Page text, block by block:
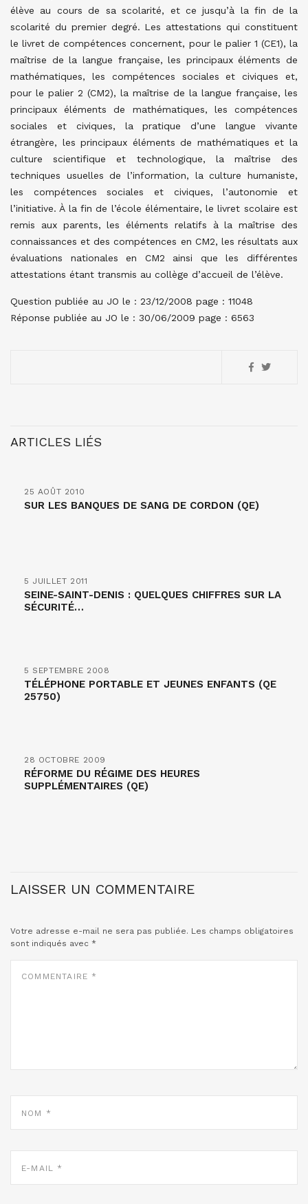
élève au cours de sa scolarité, et ce jusqu’à la fin de la
scolarité du premier degré. Les attestations qui constituent
le livret de compétences concernent, pour le palier 1 (CE1), la
maîtrise de la langue française, les principaux éléments de
mathématiques, les compétences sociales et civiques et,
pour le palier 2 (CM2), la maîtrise de la langue française, les
principaux éléments de mathématiques, les compétences
sociales et civiques, la pratique d’une langue vivante
étrangère, les principaux éléments de mathématiques et la
culture scientifique et technologique, la maîtrise des
techniques usuelles de l’information, la culture humaniste,
les compétences sociales et civiques, l’autonomie et
l’initiative. À la fin de l’école élémentaire, le livret scolaire est
remis aux parents, les éléments relatifs à la maîtrise des
connaissances et des compétences en CM2, les résultats aux
évaluations nationales en CM2 ainsi que les différentes
attestations étant transmis au collège d’accueil de l’élève.
Question publiée au JO le : 23/12/2008 page : 11048
Réponse publiée au JO le : 30/06/2009 page : 6563
ARTICLES LIÉS
25 AOÛT 2010
SUR LES BANQUES DE SANG DE CORDON (QE)
5 JUILLET 2011
SEINE-SAINT-DENIS : QUELQUES CHIFFRES SUR LA
SÉCURITÉ…
5 SEPTEMBRE 2008
TÉLÉPHONE PORTABLE ET JEUNES ENFANTS (QE
25750)
28 OCTOBRE 2009
RÉFORME DU RÉGIME DES HEURES
SUPPLÉMENTAIRES (QE)
LAISSER UN COMMENTAIRE
Votre adresse e-mail ne sera pas publiée. Les champs obligatoires
sont indiqués avec *
MAIL